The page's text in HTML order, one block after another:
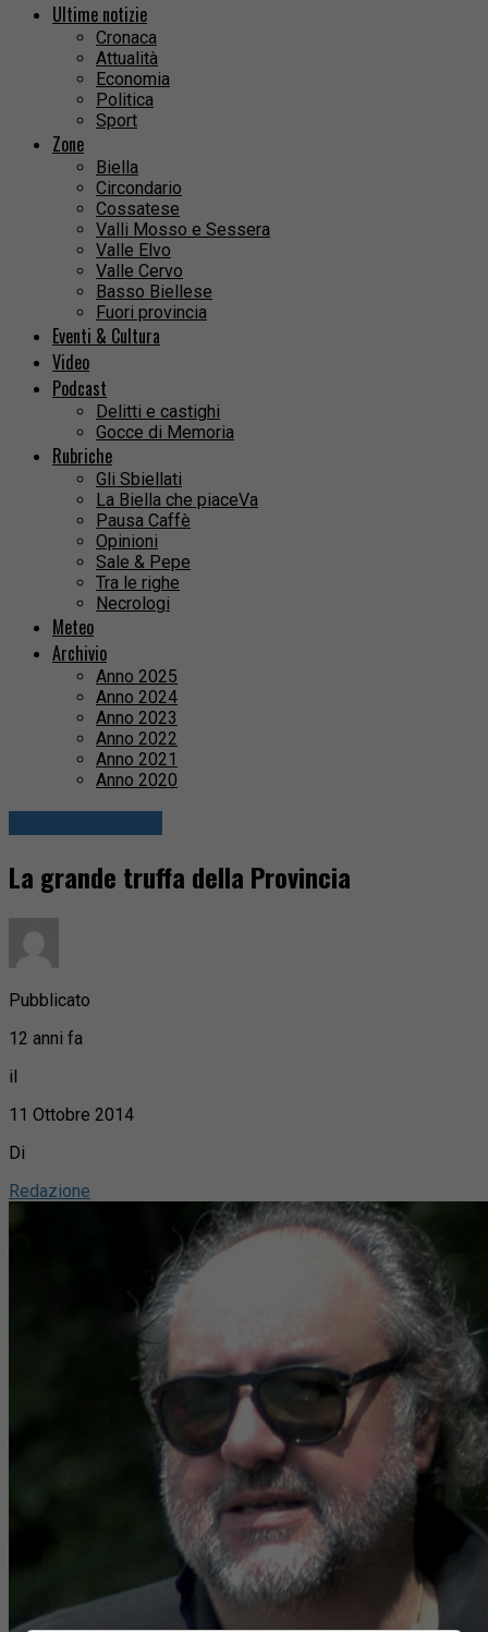
Ultime notizie
Cronaca
Attualità
Economia
Politica
Sport
Zone
Biella
Circondario
Cossatese
Valli Mosso e Sessera
Valle Elvo
Valle Cervo
Basso Biellese
Fuori provincia
Eventi & Cultura
Video
Podcast
Delitti e castighi
Gocce di Memoria
Rubriche
Gli Sbiellati
La Biella che piaceVa
Pausa Caffè
Opinioni
Sale & Pepe
Tra le righe
Necrologi
Meteo
Archivio
Anno 2025
Anno 2024
Anno 2023
Anno 2022
Anno 2021
Anno 2020
La grande truffa della Provincia
Pubblicato
12 anni fa
il
11 Ottobre 2014
Di
Redazione